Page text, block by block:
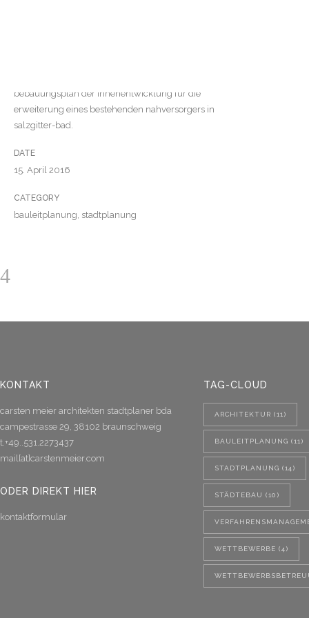
bebauungsplan der innenentwicklung für die
erweiterung eines bestehenden nahversorgers in
salzgitter-bad.
DATE
15. April 2016
CATEGORY
bauleitplanung, stadtplanung
KONTAKT
carsten meier architekten stadtplaner bda
campestrasse 29, 38102 braunschweig
t.+49..531.2273437
mail[at]carstenmeier.com
ODER DIREKT HIER
kontaktformular
TAG-CLOUD
ARCHITEKTUR (11)
BAULEITPLANUNG (11)
STADTPLANUNG (14)
STÄDTEBAU (10)
WETTBEWERBE (4)